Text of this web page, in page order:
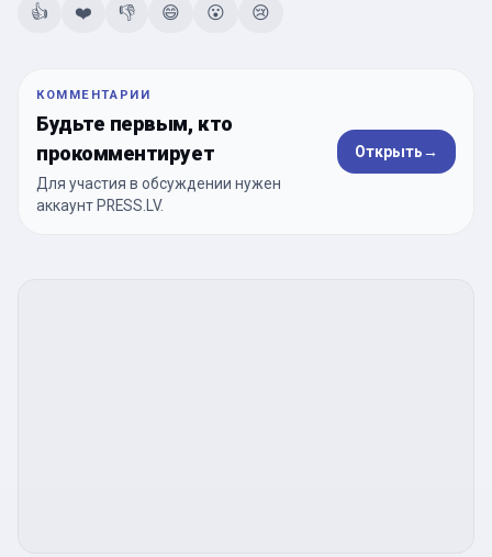
👍 ❤️ 👎 😄 😮 😢
КОММЕНТАРИИ
Будьте первым, кто
прокомментирует
Для участия в обсуждении нужен
аккаунт PRESS.LV.
Открыть→